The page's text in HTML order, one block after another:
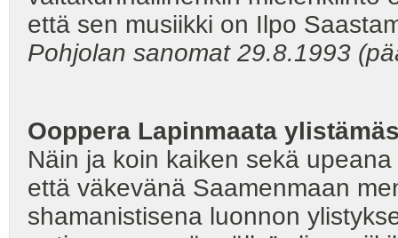
että sen musiikki on Ilpo
Pohjolan sanomat 29.8.1993
Ooppera Lapinmaata
Näin ja koin kaiken sekä
että väkevänä Saamenmaan
shamanistisena luonnon